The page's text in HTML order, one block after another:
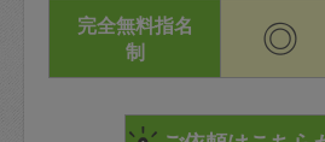
完全無料指名
制
◎